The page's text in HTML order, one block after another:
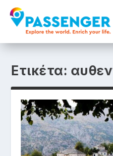
Ετικέτα: